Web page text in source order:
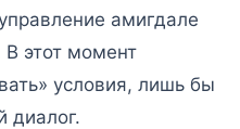
амигдале
В этот момент
условия, лишь бы
диалог.